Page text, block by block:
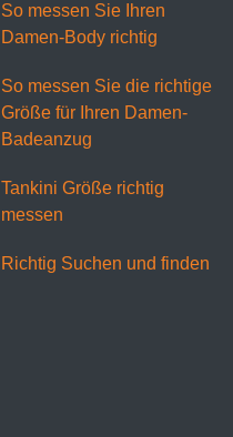
So messen Sie Ihren
Damen-Body richtig
So messen Sie die richtige
Größe für Ihren Damen-
Badeanzug
Tankini Größe richtig
messen
Richtig Suchen und finden